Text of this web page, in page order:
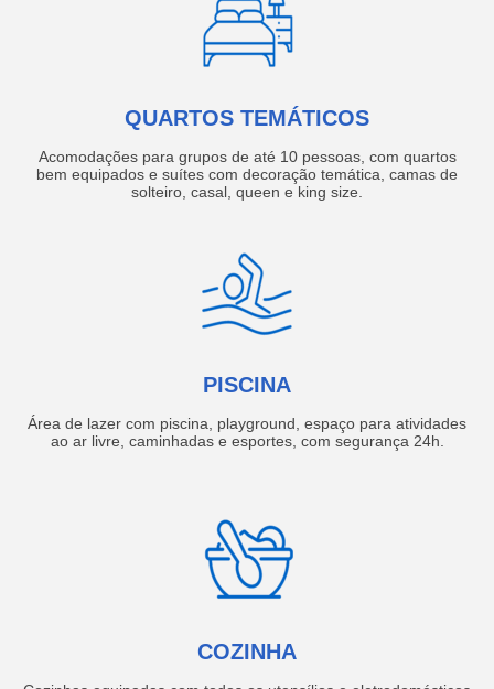
QUARTOS TEMÁTICOS
Acomodações para grupos de até 10 pessoas, com quartos
bem equipados e suítes com decoração temática, camas de
solteiro, casal, queen e king size.
PISCINA
Área de lazer com piscina, playground, espaço para atividades
ao ar livre, caminhadas e esportes, com segurança 24h.
COZINHA